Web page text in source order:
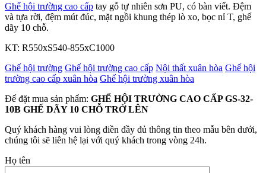
Ghế hội trường cao cấp tay gỗ tự nhiên sơn PU, có bàn viết. Đệm
và tựa rời, đệm mút đúc, mặt ngồi khung thép lò xo, bọc nỉ T, ghế
dãy 10 chỗ.
KT: R550xS540-855xC1000
Ghế hội trường Ghế hội trường cao cấp Nội thất xuân hòa Ghế hội
trường cao cấp xuân hòa Ghế hội trường xuân hòa
Để đặt mua sản phẩm: GHẾ HỘI TRƯỜNG CAO CẤP GS-32-
10B GHẾ DÃY 10 CHỖ TRỞ LÊN
Quý khách hàng vui lòng điền đầy đủ thông tin theo mẫu bên dưới,
chúng tôi sẽ liên hệ lại với quý khách trong vòng 24h.
Họ tên